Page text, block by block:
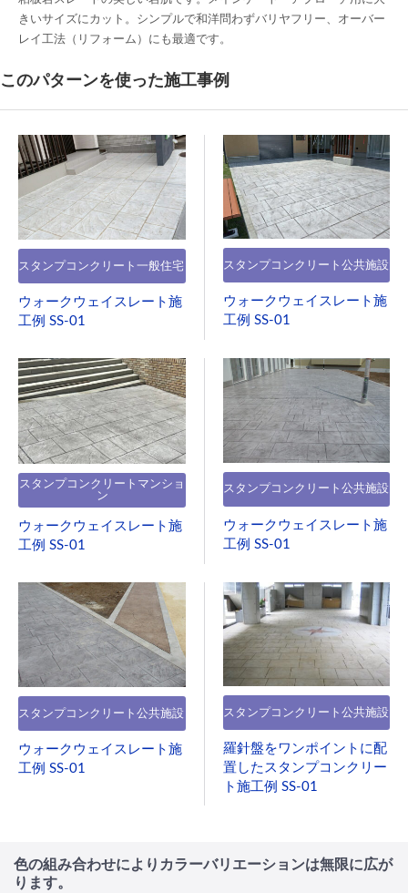
きいサイズにカット。シンプルで和洋問わずバリヤフリー、オーバー
レイ工法（リフォーム）にも最適です。
このパターンを使った施工事例
スタンプコンクリート一般住宅
ウォークウェイスレート施
工例 SS-01
スタンプコンクリート公共施設
ウォークウェイスレート施
工例 SS-01
スタンプコンクリートマンショ
ン
ウォークウェイスレート施
工例 SS-01
スタンプコンクリート公共施設
ウォークウェイスレート施
工例 SS-01
スタンプコンクリート公共施設
ウォークウェイスレート施
工例 SS-01
スタンプコンクリート公共施設
羅針盤をワンポイントに配
置したスタンプコンクリー
ト施工例 SS-01
色の組み合わせによりカラーバリエーションは無限に広が
ります。